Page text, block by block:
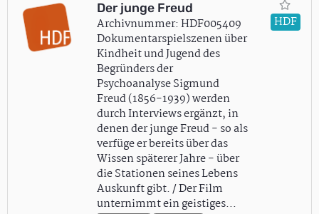
Der junge Freud
Archivnummer: HDF005409
Dokumentarspielszenen über
Kindheit und Jugend des
Begründers der
Psychoanalyse Sigmund
Freud (1856-1939) werden
durch Interviews ergänzt, in
denen der junge Freud - so als
verfüge er bereits über das
Wissen späterer Jahre - über
die Stationen seines Lebens
Auskunft gibt. / Der Film
unternimmt ein geistiges…
HDF